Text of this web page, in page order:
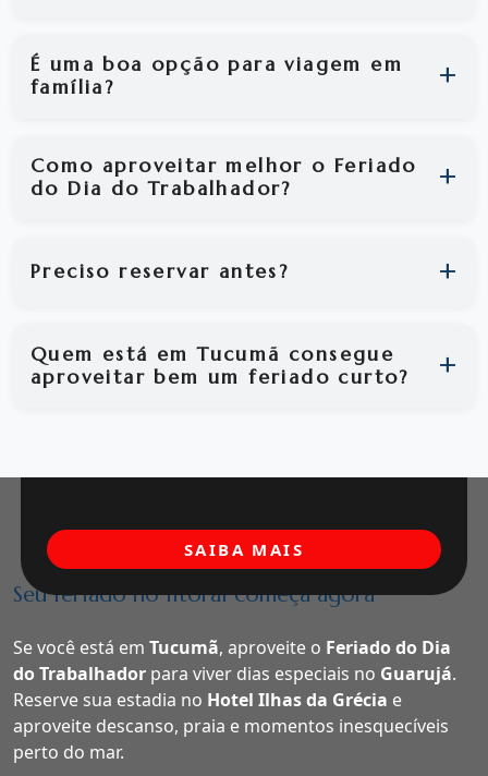
É uma boa opção para viagem em
família?
Como aproveitar melhor o Feriado
do Dia do Trabalhador?
Preciso reservar antes?
Quem está em Tucumã consegue
aproveitar bem um feriado curto?
Seu feriado no litoral começa agora
Se você está em Tucumã, aproveite o Feriado do Dia
do Trabalhador para viver dias especiais no Guarujá.
Reserve sua estadia no Hotel Ilhas da Grécia e
aproveite descanso, praia e momentos inesquecíveis
perto do mar.
SAIBA MAIS